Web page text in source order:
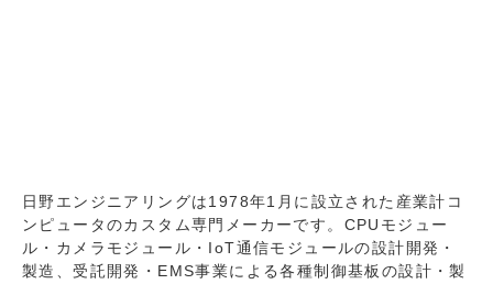
日野エンジニアリングは1978年1月に設立された産業計コ
ンピュータのカスタム専門メーカーです。CPUモジュー
ル・カメラモジュール・IoT通信モジュールの設計開発・
製造、受託開発・EMS事業による各種制御基板の設計・製